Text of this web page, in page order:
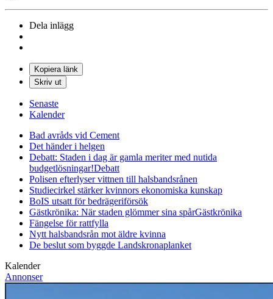
Dela inlägg
Kopiera länk
Skriv ut
Senaste
Kalender
Bad avråds vid Cement
Det händer i helgen
Debatt: Staden i dag är gamla meriter med nutida
budgetlösningar!Debatt
Polisen efterlyser vittnen till halsbandsrånen
Studiecirkel stärker kvinnors ekonomiska kunskap
BoIS utsatt för bedrägeriförsök
Gästkrönika: När staden glömmer sina spårGästkrönika
Fängelse för rattfylla
Nytt halsbandsrån mot äldre kvinna
De beslut som byggde Landskronaplanket
Kalender
Annonser